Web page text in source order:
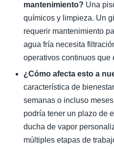
mantenimiento? Una
químicos y limpieza. Un
requerir mantenimiento
agua fría necesita
operativos continuos que
¿Cómo afecta esto a
característica de
semanas o incluso
podría tener un plazo de
ducha de vapor
múltiples etapas de